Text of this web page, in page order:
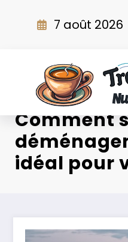
7 août 2026
Comment
idéal pour